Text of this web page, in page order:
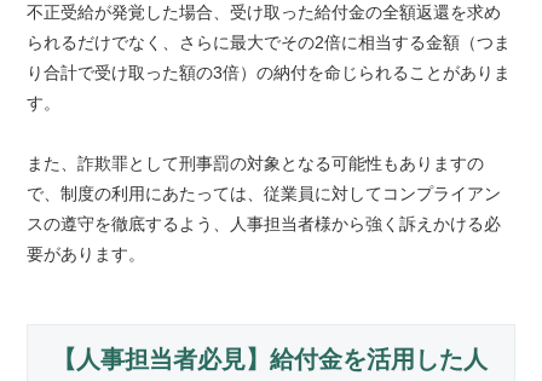
不正受給が発覚した場合、受け取った給付金の全額返還を求め
られるだけでなく、さらに最大でその2倍に相当する金額（つま
り合計で受け取った額の3倍）の納付を命じられることがありま
す。
また、詐欺罪として刑事罰の対象となる可能性もありますの
で、制度の利用にあたっては、従業員に対してコンプライアン
スの遵守を徹底するよう、人事担当者様から強く訴えかける必
要があります。
【人事担当者必見】給付金を活用した人